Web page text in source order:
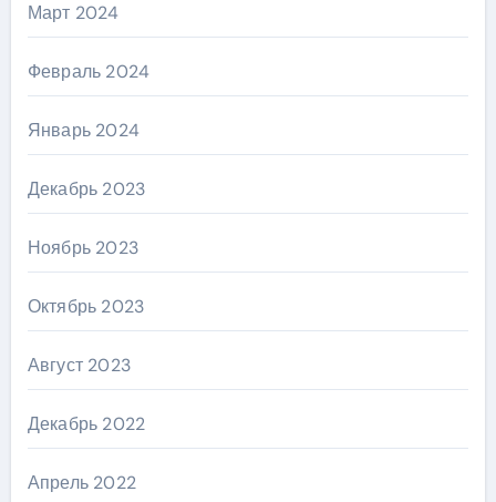
Март 2024
Февраль 2024
Январь 2024
Декабрь 2023
Ноябрь 2023
Октябрь 2023
Август 2023
Декабрь 2022
Апрель 2022